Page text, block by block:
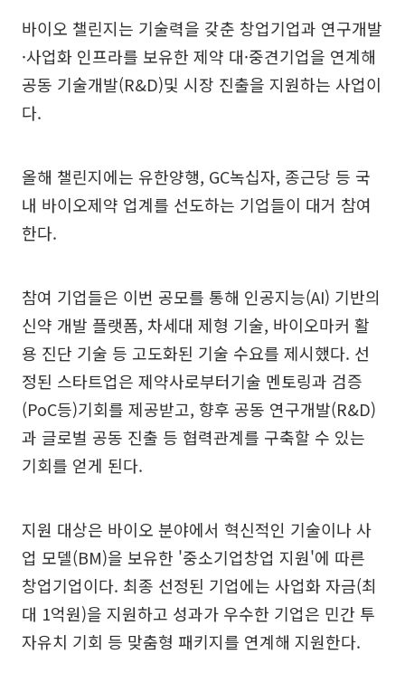
바이오 챌린지는 기술력을 갖춘 창업기업과 연구개발
·사업화 인프라를 보유한 제약 대·중견기업을 연계해
공동 기술개발(R&D)및 시장 진출을 지원하는 사업이
다.
올해 챌린지에는 유한양행, GC녹십자, 종근당 등 국
내 바이오제약 업계를 선도하는 기업들이 대거 참여
한다.
참여 기업들은 이번 공모를 통해 인공지능(AI) 기반의
신약 개발 플랫폼, 차세대 제형 기술, 바이오마커 활
용 진단 기술 등 고도화된 기술 수요를 제시했다. 선
정된 스타트업은 제약사로부터기술 멘토링과 검증
(PoC등)기회를 제공받고, 향후 공동 연구개발(R&D)
과 글로벌 공동 진출 등 협력관계를 구축할 수 있는
기회를 얻게 된다.
지원 대상은 바이오 분야에서 혁신적인 기술이나 사
업 모델(BM)을 보유한 '중소기업창업 지원'에 따른
창업기업이다. 최종 선정된 기업에는 사업화 자금(최
대 1억원)을 지원하고 성과가 우수한 기업은 민간 투
자유치 기회 등 맞춤형 패키지를 연계해 지원한다.